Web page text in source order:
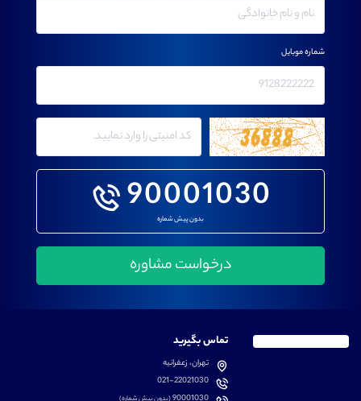
90001030
بدون پیش شماره
شماره موبایل
تماس بگیرید
تهران، زعفرانیه
021-22021030